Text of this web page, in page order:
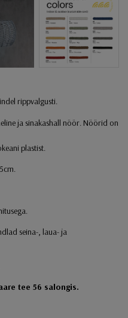
rippvalgusti.
ja sinakashall nöör. Nöörid on
plastist.
seina-, laua- ja
tee 56 salongis.